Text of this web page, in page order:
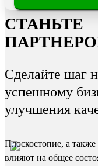
СТАНЬТЕ
Сделайте шаг
успешному
улучшения
Плоскостопие, а также
влияют на общее